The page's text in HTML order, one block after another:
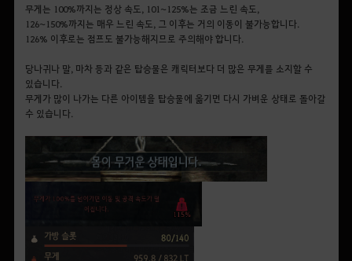
무게는 100%까지는 정상 속도, 101~125%는 조금 느린 속도,
126~150%까지는 매우 느린 속도, 그 이후는 거의 이동이 불가능합니다.
126% 이후로는 점프도 불가능해지므로 주의해야 합니다.
당나귀나 말, 마차 등과 같은 탑승물은 캐릭터보다 더 많은 무게를 소지할 수
있습니다.
무게가 많이 나가는 다른 아이템을 탑승물에 옮기면 다시 가벼운 상태로 돌아갈
수 있습니다.